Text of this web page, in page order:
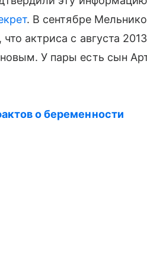
. В сентябре
актриса с августа
У пары есть сын
о беременности